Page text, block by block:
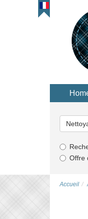
une
Offre
Accueil